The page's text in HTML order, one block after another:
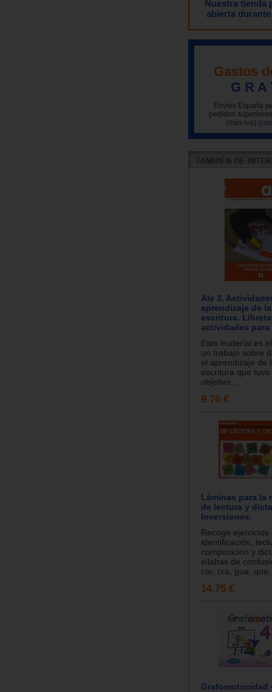
Nuestra tienda
abierta
Gastos
G R A
Envíos España
pedidos
(más iva)
Ale 3.
aprendizaje de
escritura.
actividades para
Este material es
un trabajo sobre
el aprendizaje de
escritura que
objetivo...
9.76 €
Láminas para la
de lectura y
Inversiones.
Recoge ejercicios
identificación,
composición y
sílabas de
car, cra, gue,
14.75 €
Grafomotricidad